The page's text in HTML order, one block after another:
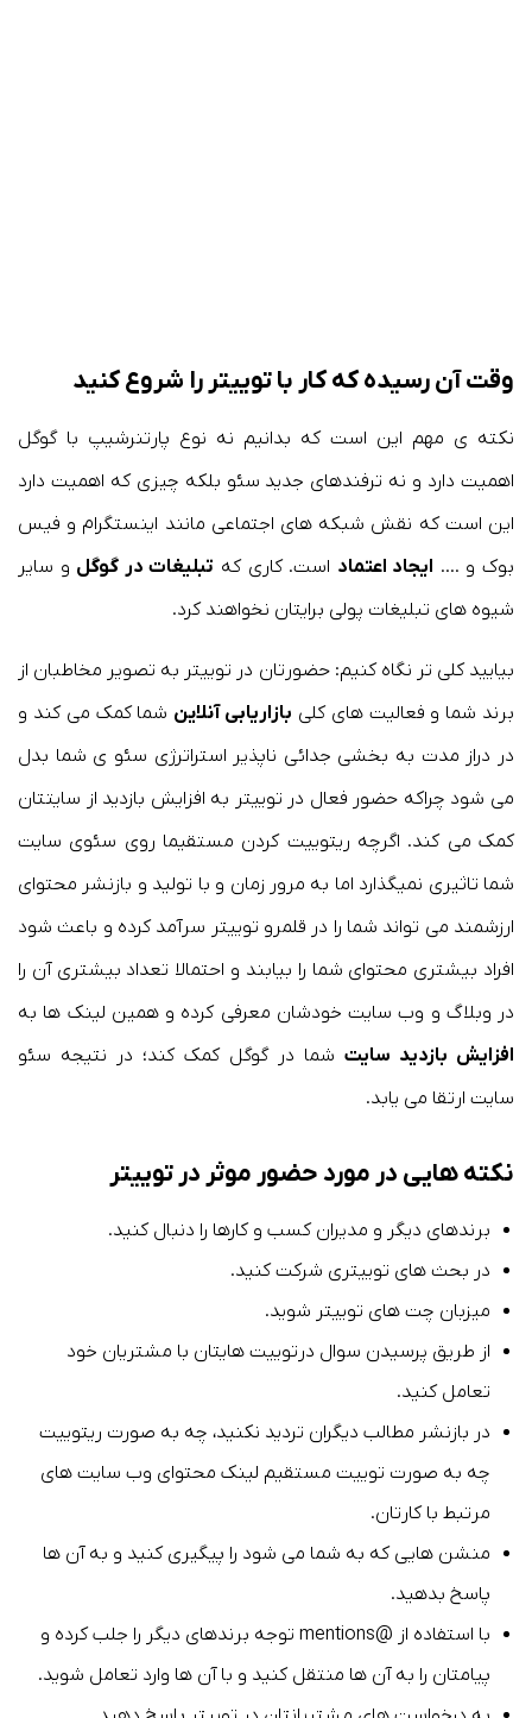
وقت آن رسیده که کار با توییتر را شروع کنید
نکته ی مهم این است که بدانیم نه نوع پارتنرشیپ با گوگل
اهمیت دارد و نه ترفندهای جدید سئو بلکه چیزی که اهمیت دارد
این است که نقش شبکه های اجتماعی مانند اینستگرام و فیس
بوک و …. ایجاد اعتماد است. کاری که تبلیغات در گوگل و سایر
شیوه های تبلیغات پولی برایتان نخواهند کرد.
بیایید کلی تر نگاه کنیم: حضورتان در توییتر به تصویر مخاطبان از
برند شما و فعالیت های کلی بازاریابی آنلاین شما کمک می کند و
در دراز مدت به بخشی جدائی ناپذیر استراترژی سئو ی شما بدل
می شود چراکه حضور فعال در توییتر به افزایش بازدید از سایتتان
کمک می کند. اگرچه ریتوییت کردن مستقیما روی سئوی سایت
شما تاثیری نمیگذارد اما به مرور زمان و با تولید و بازنشر محتوای
ارزشمند می تواند شما را در قلمرو توییتر سرآمد کرده و باعث شود
افراد بیشتری محتوای شما را بیابند و احتمالا تعداد بیشتری آن را
در وبلاگ و وب سایت خودشان معرفی کرده و همین لینک ها به
افزایش بازدید سایت شما در گوگل کمک کند؛ در نتیجه سئو
سایت ارتقا می یابد.
نکته هایی در مورد حضور موثر در توییتر
برندهای دیگر و مدیران کسب و کارها را دنبال کنید.
در بحث های توییتری شرکت کنید.
میزبان چت های توییتر شوید.
از طریق پرسیدن سوال درتوییت هایتان با مشتریان خود
تعامل کنید.
در بازنشر مطالب دیگران تردید نکنید، چه به صورت ریتوییت
چه به صورت توییت مستقیم لینک محتوای وب سایت های
مرتبط با کارتان.
منشن هایی که به شما می شود را پیگیری کنید و به آن ها
پاسخ بدهید.
با استفاده از @mentions توجه برندهای دیگر را جلب کرده و
پیامتان را به آن ها منتقل کنید و با آن ها وارد تعامل شوید.